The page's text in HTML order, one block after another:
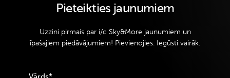
Pieteikties jaunumiem
Uzzini pirmais par i/c Sky&More jaunumiem un
īpašajiem piedāvājumiem! Pievienojies. Iegūsti vairāk.